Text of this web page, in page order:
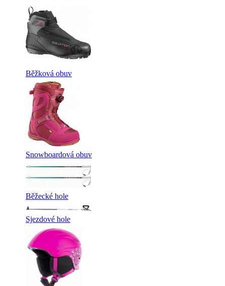
Běžková obuv
Snowboardová obuv
Běžecké hole
Sjezdové hole